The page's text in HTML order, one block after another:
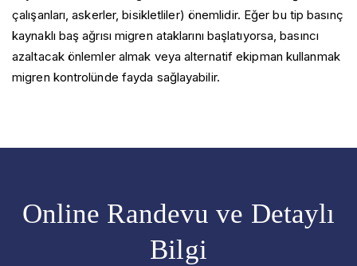
çalışanları, askerler, bisikletliler) önemlidir. Eğer bu tip basınç
kaynaklı baş ağrısı migren ataklarını başlatıyorsa, basıncı
azaltacak önlemler almak veya alternatif ekipman kullanmak
migren kontrolünde fayda sağlayabilir.
Online Randevu ve Detaylı
Bilgi